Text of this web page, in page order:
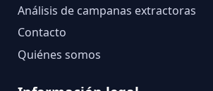
Análisis de campanas extractoras
Contacto
Quiénes somos